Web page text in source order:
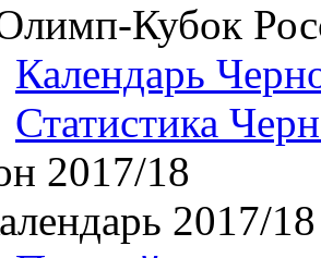
Кубок
Календарь
Статистика
2017/18
2017/18